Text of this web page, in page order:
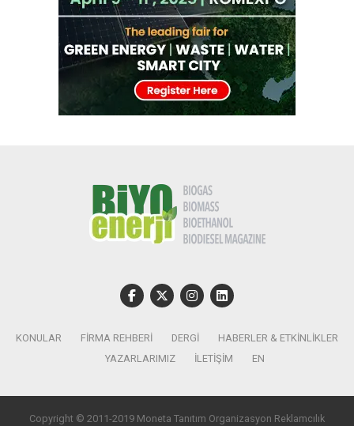
KONULAR FIRMA REHBERI DERGI
HABERLER & ETKINLIKLER
YAZARLARIMIZ
İLETIŞIM EN
Copyright © 2011-2019 Moneta Tanıtım Organizasyon Reklamcılık